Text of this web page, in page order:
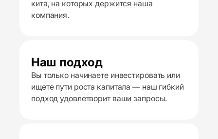
кита, на которых держится наша
компания.
Наш подход
Вы только начинаете инвестировать или
ищете пути роста капитала — наш гибкий
подход удовлетворит ваши запросы.